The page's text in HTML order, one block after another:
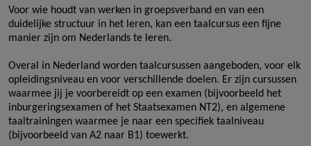
Voor wie houdt van werken in groepsverband en van een
duidelijke structuur in het leren, kan een taalcursus een fijne
manier zijn om Nederlands te leren.
Overal in Nederland worden taalcursussen aangeboden, voor elk
opleidingsniveau en voor verschillende doelen. Er zijn cursussen
waarmee jij je voorbereidt op een examen (bijvoorbeeld het
inburgeringsexamen of het Staatsexamen NT2), en algemene
taaltrainingen waarmee je naar een specifiek taalniveau
(bijvoorbeeld van A2 naar B1) toewerkt.